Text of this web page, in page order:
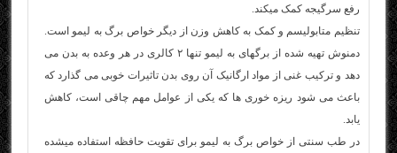
رفع سرگیجه کمک میکند.
تنظیم متابولیسم و کمک به کاهش وزن از دیگر خواص برگ به لیمو است.
دمنوش تهیه شده از برگهای به لیمو تنها ۲ کالری در هر وعده به بدن می
دهد و ترکیب غنی از مواد ارگانیک آن روی بدن تاثیرات خوبی می گذارد که
باعث می شود ریزه خوری ها که یکی از عوامل مهم چاقی است، کاهش
یابد.
در طب سنتی از خواص برگ به لیمو برای تقویت حافظه استفاده میشده